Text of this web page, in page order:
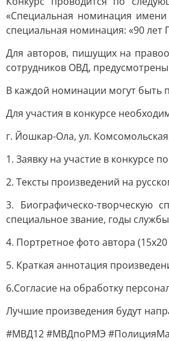
«Специальная номинация имени
специальная номинация: «90 лет
Для авторов, пишущих на
сотрудников ОВД,
В каждой номинации могут быть
Для участия в конкурсе
г. Йошкар-Ола, ул.
1. Заявку на участие в конкурсе
2. Тексты произведений на
3. Биографическо-творческую
специальное звание, годы
4. Портретное фото автора
5. Краткая аннотация
6.Согласие на обработку
Лучшие произведения будут
#МВД12 #МВДпоРМЭ